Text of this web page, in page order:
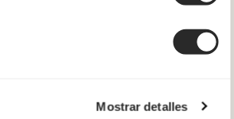
Mostrar detalles
BESOIN D'AIDE ?